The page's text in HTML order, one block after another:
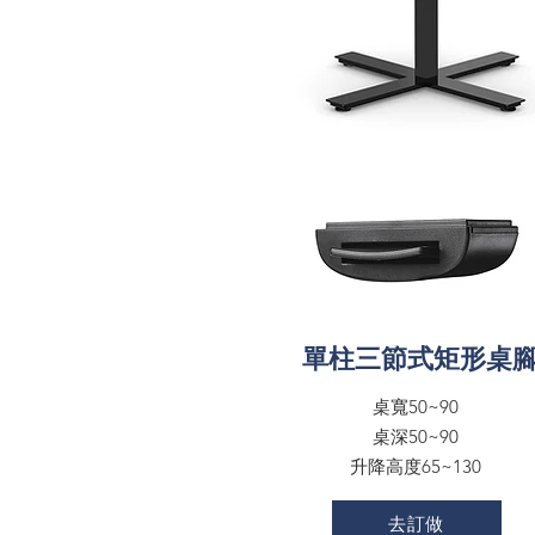
單柱三節式矩形桌
桌寬50~90
桌深50~90
升降高度65~130
去訂做